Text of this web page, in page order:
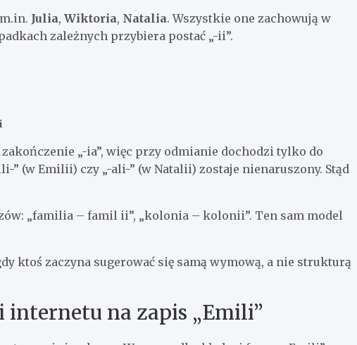
Julia, Wiktoria, Natalia. Wszystkie one zachowują w
zależnych przybiera postać „-ii”.
„-ia”, więc przy odmianie dochodzi tylko do
(w Emilii) czy „-ali-” (w Natalii) zostaje nienaruszony. Stąd
„familia – famil ii”, „kolonia – kolonii”. Ten sam model
ktoś zaczyna sugerować się samą wymową, a nie strukturą
na zapis „Emili”